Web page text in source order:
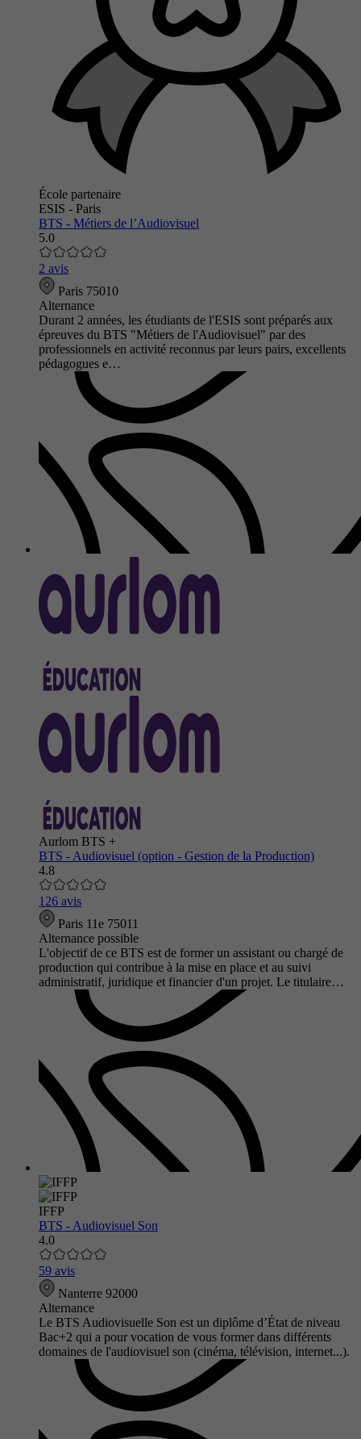
École partenaire
ESIS - Paris
BTS - Métiers de l’Audiovisuel
5.0
2 avis
Paris 75010
Alternance
Durant 2 années, les étudiants de l'ESIS sont préparés aux
épreuves du BTS "Métiers de l'Audiovisuel" par des
professionnels en activité reconnus par leurs pairs, excellents
pédagogues e…
Aurlom BTS +
BTS - Audiovisuel (option - Gestion de la Production)
4.8
126 avis
Paris 11e 75011
Alternance possible
L'objectif de ce BTS est de former un assistant ou chargé de
production qui contribue à la mise en place et au suivi
administratif, juridique et financier d'un projet. Le titulaire…
IFFP
BTS - Audiovisuel Son
4.0
59 avis
Nanterre 92000
Alternance
Le BTS Audiovisuelle Son est un diplôme d’État de niveau
Bac+2 qui a pour vocation de vous former dans différents
domaines de l'audiovisuel son (cinéma, télévision, internet...).